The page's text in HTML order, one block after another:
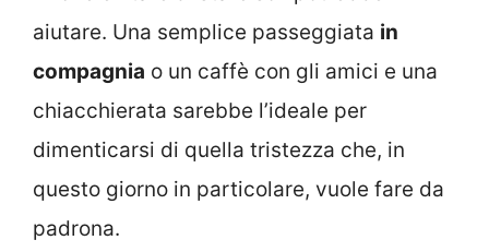
aiutare. Una semplice passeggiata in
compagnia o un caffè con gli amici e una
chiacchierata sarebbe l’ideale per
dimenticarsi di quella tristezza che, in
questo giorno in particolare, vuole fare da
padrona.